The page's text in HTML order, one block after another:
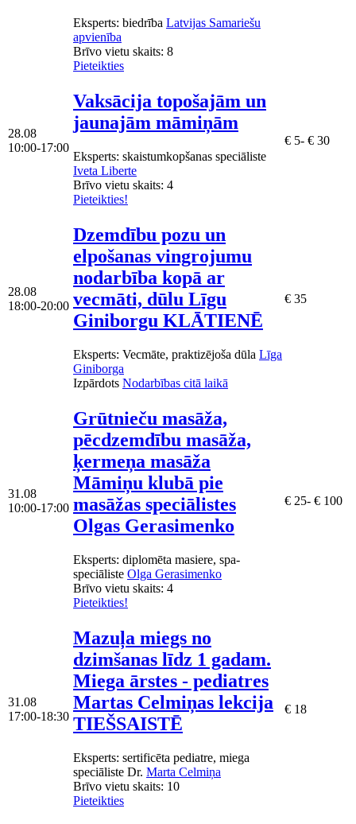
Eksperts: biedrība Latvijas Samariešu
apvienība
Brīvo vietu skaits: 8
Pieteikties
28.08
10:00-17:00
Vaksācija topošajām un
jaunajām māmiņām
Eksperts: skaistumkopšanas speciāliste
Iveta Liberte
Brīvo vietu skaits: 4
Pieteikties!
€ 5- € 30
28.08
18:00-20:00
Dzemdību pozu un
elpošanas vingrojumu
nodarbība kopā ar
vecmāti, dūlu Līgu
Giniborgu KLĀTIENĒ
Eksperts: Vecmāte, praktizējoša dūla Līga
Giniborga
Izpārdots Nodarbības citā laikā
€ 35
31.08
10:00-17:00
Grūtnieču masāža,
pēcdzemdību masāža,
ķermeņa masāža
Māmiņu klubā pie
masāžas speciālistes
Olgas Gerasimenko
Eksperts: diplomēta masiere, spa-
speciāliste Olga Gerasimenko
Brīvo vietu skaits: 4
Pieteikties!
€ 25- € 100
31.08
17:00-18:30
Mazuļa miegs no
dzimšanas līdz 1 gadam.
Miega ārstes - pediatres
Martas Celmiņas lekcija
TIEŠSAISTĒ
Eksperts: sertificēta pediatre, miega
speciāliste Dr. Marta Celmiņa
Brīvo vietu skaits: 10
Pieteikties
€ 18